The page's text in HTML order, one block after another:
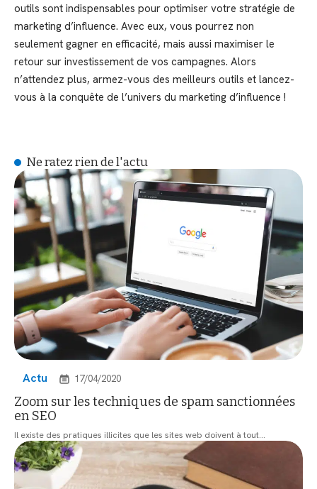
outils sont indispensables pour optimiser votre stratégie de
marketing d’influence. Avec eux, vous pourrez non
seulement gagner en efficacité, mais aussi maximiser le
retour sur investissement de vos campagnes. Alors
n’attendez plus, armez-vous des meilleurs outils et lancez-
vous à la conquête de l’univers du marketing d’influence !
Ne ratez rien de l'actu
Actu 17/04/2020
Zoom sur les techniques de spam sanctionnées
en SEO
Il existe des pratiques illicites que les sites web doivent à tout…